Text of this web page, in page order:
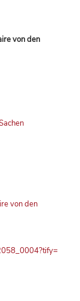
von den
von den